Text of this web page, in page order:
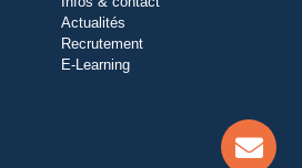
Actualités
Recrutement
E-Learning